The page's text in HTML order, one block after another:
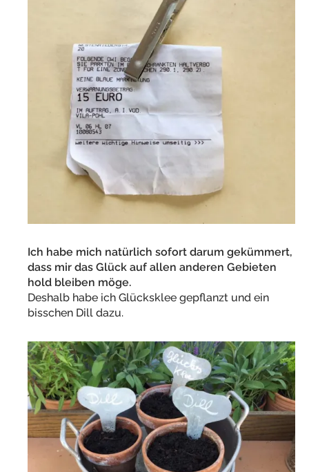
Ich habe mich natürlich sofort darum gekümmert,
dass mir das Glück auf allen anderen Gebieten
hold bleiben möge.
Deshalb habe ich Glücksklee gepflanzt und ein
bisschen Dill dazu.